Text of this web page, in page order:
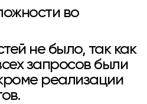
во
не было, так как
запросов были
реализации